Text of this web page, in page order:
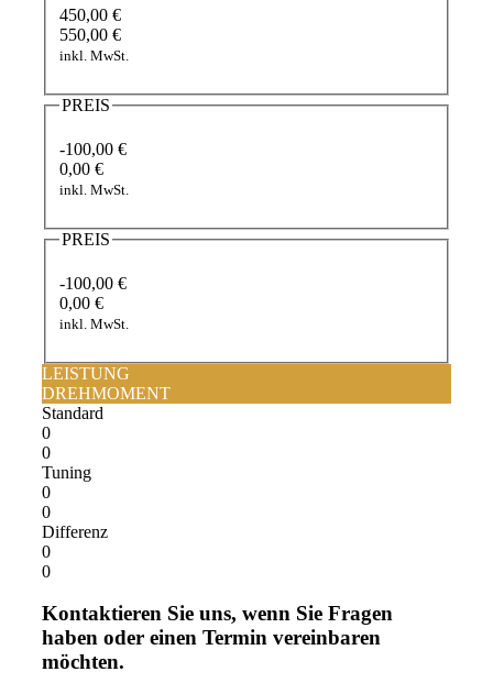
450,00 €
550,00 €
inkl. MwSt.
PREIS
-100,00 €
0,00 €
inkl. MwSt.
PREIS
-100,00 €
0,00 €
inkl. MwSt.
LEISTUNG
DREHMOMENT
Standard
0
0
Tuning
0
0
Differenz
0
0
Kontaktieren Sie uns, wenn Sie Fragen
haben oder einen Termin vereinbaren
möchten.